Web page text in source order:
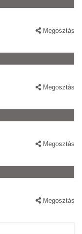
Megosztás
Megosztás
Megosztás
Megosztás